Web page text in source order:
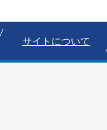
サイトについて